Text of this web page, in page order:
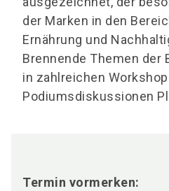
der Marken in den
Ernährung und
Brennende Themen der
in zahlreichen
Podiumsdiskussionen
Termin vormerken: